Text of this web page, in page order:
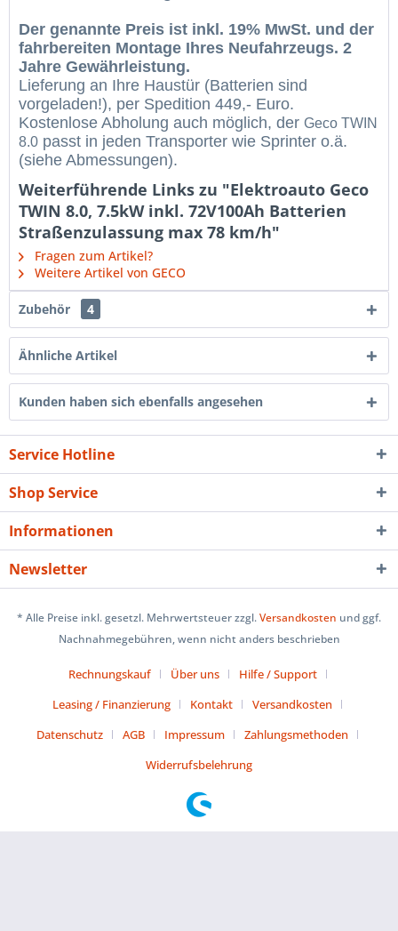
Der genannte Preis ist inkl. 19% MwSt. und der
fahrbereiten Montage Ihres Neufahrzeugs. 2
Jahre Gewährleistung.
Lieferung an Ihre Haustür (Batterien sind
vorgeladen!), per Spedition 449,- Euro.
Kostenlose Abholung auch möglich, der Geco TWIN
8.0 passt in jeden Transporter wie Sprinter o.ä.
(siehe Abmessungen).
Weiterführende Links zu "Elektroauto Geco
TWIN 8.0, 7.5kW inkl. 72V100Ah Batterien
Straßenzulassung max 78 km/h"
Fragen zum Artikel?
Weitere Artikel von GECO
Zubehör 4
Ähnliche Artikel
Kunden haben sich ebenfalls angesehen
Service Hotline
Shop Service
Informationen
Newsletter
* Alle Preise inkl. gesetzl. Mehrwertsteuer zzgl.Versandkosten und ggf.
Nachnahmegebühren, wenn nicht anders beschrieben
Rechnungskauf Über uns
Hilfe / Support
Leasing / Finanzierung
Kontakt
Versandkosten
Datenschutz
AGB Impressum
Zahlungsmethoden
Widerrufsbelehrung